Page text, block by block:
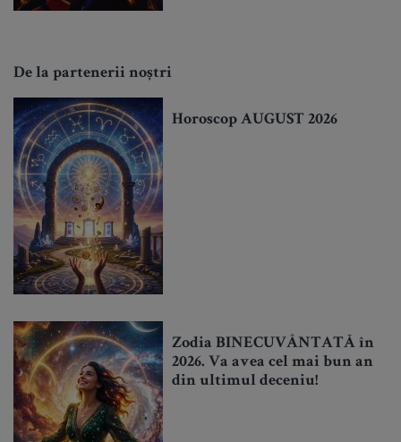
De la partenerii noștri
Horoscop AUGUST 2026
Zodia BINECUVÂNTATĂ în
2026. Va avea cel mai bun an
din ultimul deceniu!